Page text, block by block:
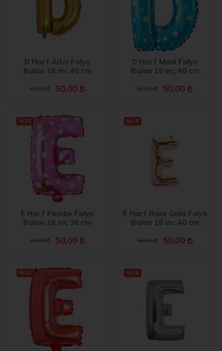
D Harf Altın Folyo
Balon 16 inc 40 cm
60,00 50,00
D Harf Mavi Folyo
Balon 16 inç 40 cm
60,00 50,00
E Harf Pembe Folyo
Balon 16 inç 36 cm
70,00 50,00
%28
E Harf Rose Gold Folyo
Balon 16 inc 40 cm
60,00 50,00
%16
%16 %16